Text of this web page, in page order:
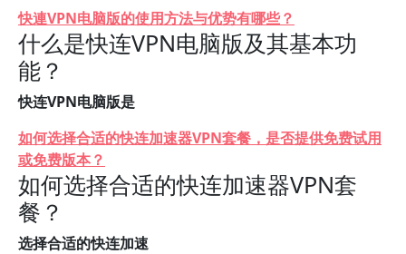
快連VPN电脑版的使用方法与优势有哪些？
什么是快连VPN电脑版及其基本功
能？
快连VPN电脑版是
如何选择合适的快连加速器VPN套餐，是否提供免费试用
或免费版本？
如何选择合适的快连加速器VPN套
餐？
选择合适的快连加速